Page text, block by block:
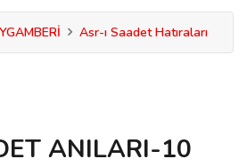
Asr-ı Saadet Hatıraları
ANILARI-10